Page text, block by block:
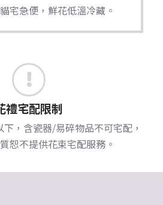
宅急便，鮮花低溫冷藏。
禮宅配限制
，含瓷器/易碎物品不可宅配，
恕不提供花束宅配服務。